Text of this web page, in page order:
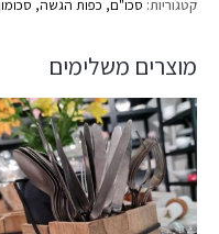
קטגוריות: סכו"ם, כפות הגשה, סכומון
מוצרים משלימים